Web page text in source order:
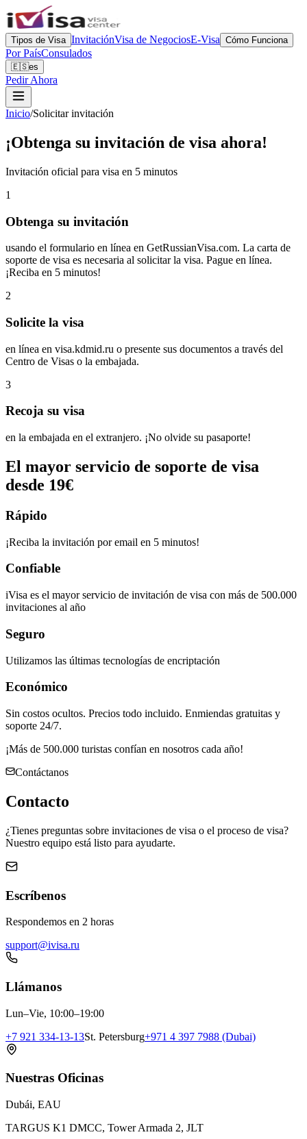
Tipos de Visa InvitaciónVisa de NegociosE-Visa Cómo Funciona
Por PaísConsulados
🇪🇸es
Pedir Ahora
Inicio/Solicitar invitación
¡Obtenga su invitación de visa ahora!
Invitación oficial para visa en 5 minutos
1
Obtenga su invitación
usando el formulario en línea en GetRussianVisa.com. La carta de
soporte de visa es necesaria al solicitar la visa. Pague en línea.
¡Reciba en 5 minutos!
2
Solicite la visa
en línea en visa.kdmid.ru o presente sus documentos a través del
Centro de Visas o la embajada.
3
Recoja su visa
en la embajada en el extranjero. ¡No olvide su pasaporte!
El mayor servicio de soporte de visa
desde 19€
Rápido
¡Reciba la invitación por email en 5 minutos!
Confiable
iVisa es el mayor servicio de invitación de visa con más de 500.000
invitaciones al año
Seguro
Utilizamos las últimas tecnologías de encriptación
Económico
Sin costos ocultos. Precios todo incluido. Enmiendas gratuitas y
soporte 24/7.
¡Más de 500.000 turistas confían en nosotros cada año!
Contáctanos
Contacto
¿Tienes preguntas sobre invitaciones de visa o el proceso de visa?
Nuestro equipo está listo para ayudarte.
Escríbenos
Respondemos en 2 horas
support@ivisa.ru
Llámanos
Lun–Vie, 10:00–19:00
+7 921 334-13-13St. Petersburg+971 4 397 7988 (Dubai)
Nuestras Oficinas
Dubái, EAU
TARGUS K1 DMCC, Tower Armada 2, JLT